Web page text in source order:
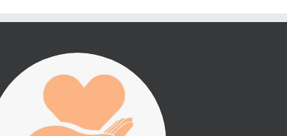
진리횃불 사역은 여러분